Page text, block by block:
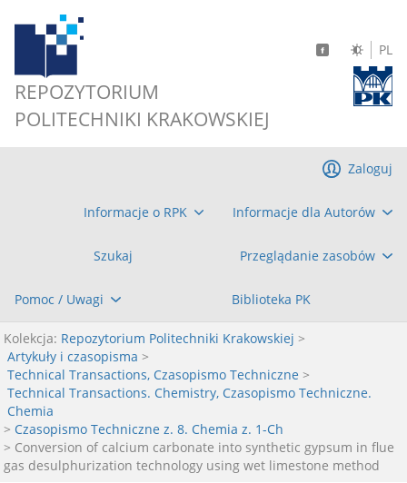
REPOZYTORIUM
POLITECHNIKI KRAKOWSKIEJ
PL
Informacje o RPK Informacje dla Autorów
Szukaj Przeglądanie zasobów
Pomoc / Uwagi Biblioteka PK
Zaloguj
Kolekcja: Repozytorium Politechniki Krakowskiej >
Artykuły i czasopisma >
Technical Transactions, Czasopismo Techniczne >
Technical Transactions. Chemistry, Czasopismo Techniczne.
Chemia
> Czasopismo Techniczne z. 8. Chemia z. 1-Ch
> Conversion of calcium carbonate into synthetic gypsum in flue
gas desulphurization technology using wet limestone method